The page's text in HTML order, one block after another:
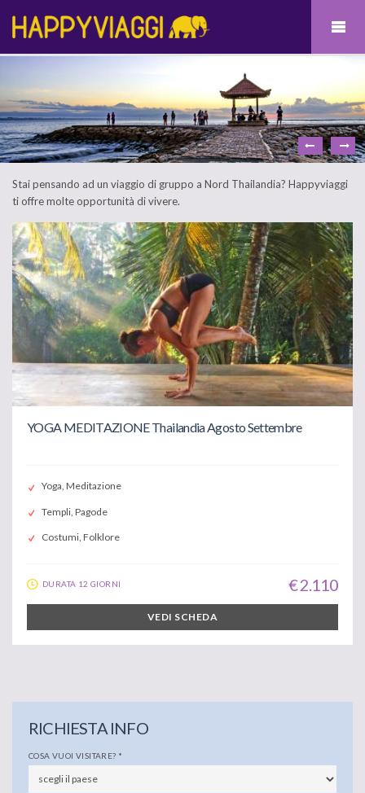
Stai pensando ad un viaggio di gruppo a Nord Thailandia? Happyviaggi
ti offre molte opportunità di vivere.
YOGA MEDITAZIONE Thailandia Agosto Settembre
Yoga, Meditazione
Templi, Pagode
Costumi, Folklore
DURATA 12 GIORNI € 2.110
VEDI SCHEDA
RICHIESTA INFO
COSA VUOI VISITARE? *